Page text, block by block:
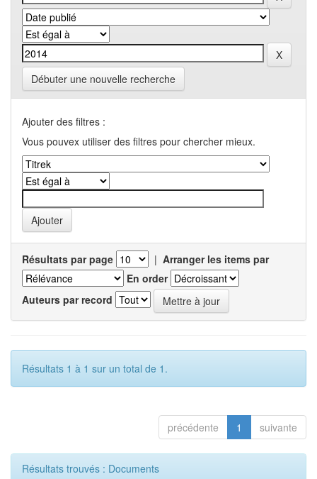
Débuter une nouvelle recherche
Ajouter des filtres :
Vous pouvex utiliser des filtres pour chercher mieux.
Résultats par page | Arranger les items par
En order
Auteurs par record
Résultats 1 à 1 sur un total de 1.
précédente 1 suivante
Résultats trouvés : Documents